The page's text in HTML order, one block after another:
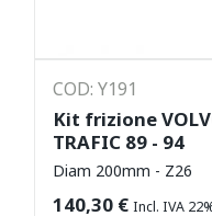
COD: Y191
Kit frizione
TRAFIC 89 - 94
Diam 200mm - Z26
140,30 € Incl. IVA